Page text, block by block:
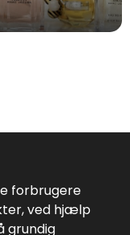
forbrugere
ved hjælp
grundig